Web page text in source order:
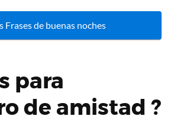
Frases de buenas noches
para
de amistad ?